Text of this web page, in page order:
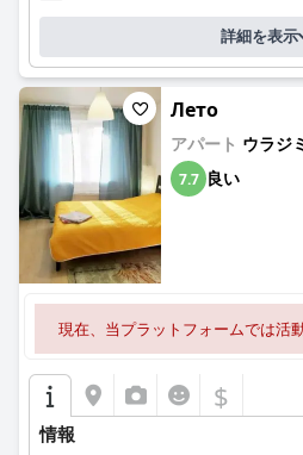
詳細を表示
Лето
アパート ウラジ
7.7 良い
現在、当プラットフォームでは活
$
情報